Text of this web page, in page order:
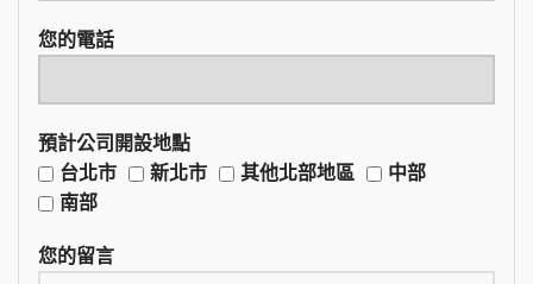
您的電話
預計公司開設地點
台北市
新北市 其他北部地區
中部
南部
您的留言